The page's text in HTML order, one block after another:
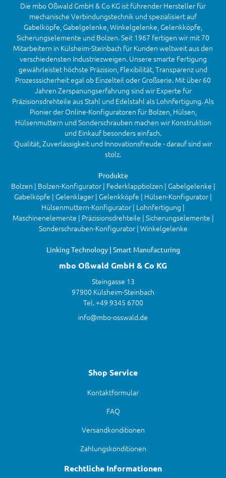
Die mbo Oßwald GmbH & Co KG ist führender Hersteller für
mechanische Verbindungstechnik und spezialisiert auf
Gabelköpfe, Gabelgelenke, Winkelgelenke, Gelenkköpfe,
Sicherungselemente und Bolzen. Seit 1967 fertigen wir mit 70
Mitarbeitern in Külsheim-Steinbach für Kunden weltweit aus den
verschiedensten Industriezweigen. Unsere smarte Fertigung
gewährleistet höchste Präzision, Flexibilität, Transparenz und
Prozesssicherheit egal ob Einzelteil oder Großserie. Mit über 60
Jahren Zerspanungserfahrung sind wir Experte für
Präzisionsdrehteile aus Stahl und Edelstahl als Lohnfertigung. Als
Pionier der Online-Konfiguratoren für Bolzen, Hülsen,
Hülsenmuttern und Sonderschrauben machen wir Konstruktion
und Einkauf besonders einfach.
Qualität, Zuverlässigkeit und Innovationsfreude - darauf sind wir
stolz.
Produkte
Bolzen | Bolzen-Konfigurator | Federklappbolzen | Gabelgelenke |
Gabelköpfe | Gelenklager | Gelenkköpfe | Hülsen-Konfigurator |
Hülsenmuttern-Konfigurator | Lohnfertigung |
Maschinenelemente | Präzisionsdrehteile | Sicherungselemente |
Sonderschrauben-Konfigurator | Winkelgelenke
Linking Technology | Smart Manufacturing
mbo Oßwald GmbH & Co KG
Steingasse 13
97900 Külsheim-Steinbach
Tel. +49 9345 6700
info@mbo-osswald.de
Shop Service
Kontaktformular
FAQ
Versandkonditionen
Zahlungskonditionen
Rechtliche Informationen